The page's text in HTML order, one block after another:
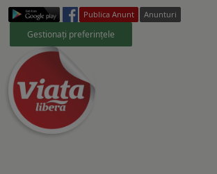
Publica Anunt Anunturi
Gestionați preferințele